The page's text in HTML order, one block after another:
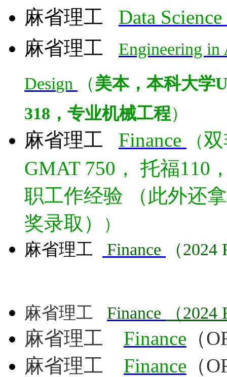
麻省理工 Data
麻省理工
Engineering in
Design （美本，本科大学
318，专业机械工程）
麻省理工 Finance （
GMAT 750， 托福110
职工作经验 （此外还
奖录取）
）
麻省理工
Finance （
麻省理工 Finance （
麻省理工 Finance （
麻省理工 Finance （